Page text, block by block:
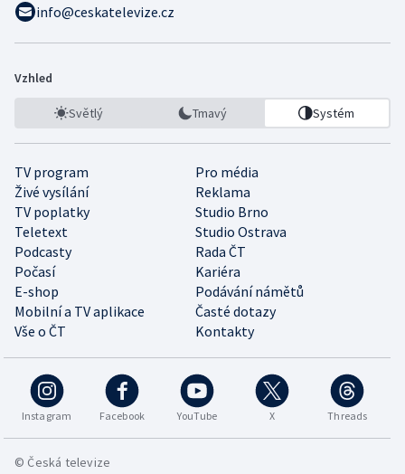
info@ceskatelevize.cz
Vzhled
Světlý Tmavý Systém
TV program
Pro média
Živé vysílání
Reklama
TV poplatky
Studio Brno
Teletext
Studio Ostrava
Podcasty
Rada ČT
Počasí
Kariéra
E-shop
Podávání námětů
Mobilní a TV aplikace
Časté dotazy
Vše o ČT
Kontakty
Instagram Facebook YouTube X Threads
© Česká televize